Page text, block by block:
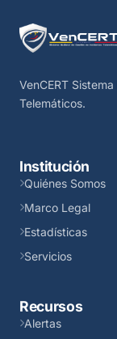
VenCERT
Telemáticos.
Institución
Quiénes Somos
Marco Legal
Estadísticas
Servicios
Recursos
Alertas